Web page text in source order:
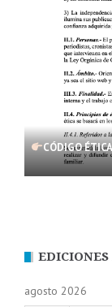
CÓDIGO
agosto 2026